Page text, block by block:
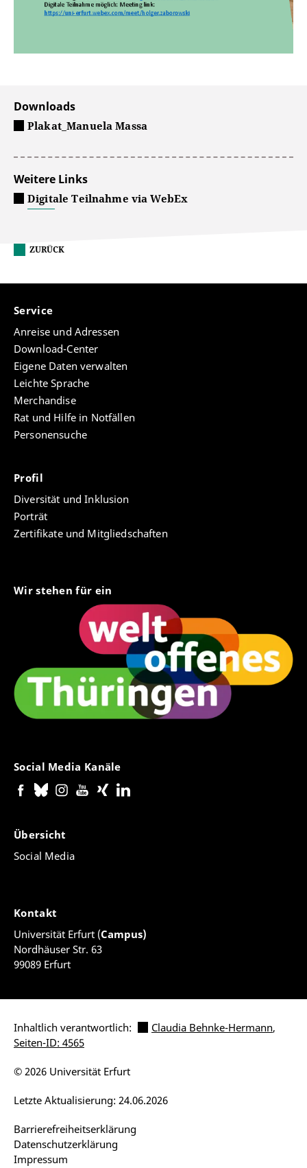
Downloads
Plakat_Manuela Massa
Weitere Links
Digitale Teilnahme via WebEx
ZURÜCK
Service
Anreise und Adressen
Download-Center
Eigene Daten verwalten
Leichte Sprache
Merchandise
Rat und Hilfe in Notfällen
Personensuche
Profil
Diversität und Inklusion
Porträt
Zertifikate und Mitgliedschaften
Wir stehen für ein
Social Media Kanäle
Übersicht
Social Media
Kontakt
Universität Erfurt (Campus)
Nordhäuser Str. 63
99089 Erfurt
Inhaltlich verantwortlich: Claudia Behnke-Hermann,
Seiten-ID: 4565
Barrierefreiheitserklärung
Datenschutzerklärung
Impressum
Letzte Aktualisierung: 24.06.2026
© 2026 Universität Erfurt